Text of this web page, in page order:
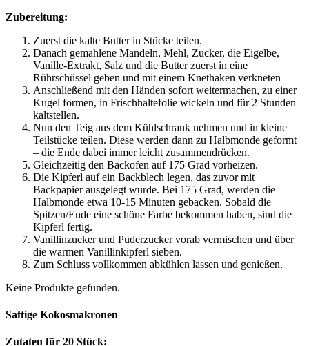
Zubereitung:
Zuerst die kalte Butter in Stücke teilen.
Danach gemahlene Mandeln, Mehl, Zucker, die Eigelbe,
Vanille-Extrakt, Salz und die Butter zuerst in eine
Rührschüssel geben und mit einem Knethaken verkneten
Anschließend mit den Händen sofort weitermachen, zu einer
Kugel formen, in Frischhaltefolie wickeln und für 2 Stunden
kaltstellen.
Nun den Teig aus dem Kühlschrank nehmen und in kleine
Teilstücke teilen. Diese werden dann zu Halbmonde geformt
– die Ende dabei immer leicht zusammendrücken.
Gleichzeitig den Backofen auf 175 Grad vorheizen.
Die Kipferl auf ein Backblech legen, das zuvor mit
Backpapier ausgelegt wurde. Bei 175 Grad, werden die
Halbmonde etwa 10-15 Minuten gebacken. Sobald die
Spitzen/Ende eine schöne Farbe bekommen haben, sind die
Kipferl fertig.
Vanillinzucker und Puderzucker vorab vermischen und über
die warmen Vanillinkipferl sieben.
Zum Schluss vollkommen abkühlen lassen und genießen.
Keine Produkte gefunden.
Saftige Kokosmakronen
Zutaten für 20 Stück: